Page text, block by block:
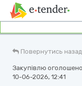
Повернутись назад
Закупівлю
10-06-2026, 12:41